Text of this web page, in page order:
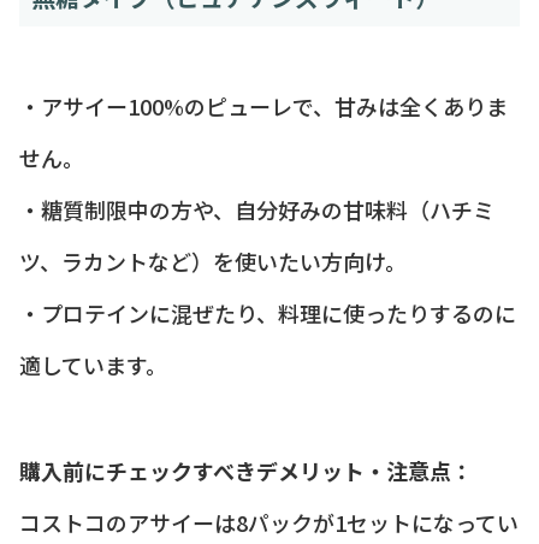
・アサイー100%のピューレで、甘みは全くありま
せん。
・糖質制限中の方や、自分好みの甘味料（ハチミ
ツ、ラカントなど）を使いたい方向け。
・プロテインに混ぜたり、料理に使ったりするのに
適しています。
購入前にチェックすべきデメリット・注意点：
コストコのアサイーは8パックが1セットになってい